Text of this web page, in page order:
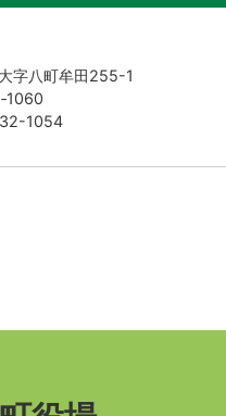
字八町牟田255-1
1054